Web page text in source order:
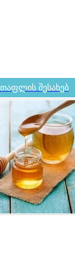
თაფლის შესახებ